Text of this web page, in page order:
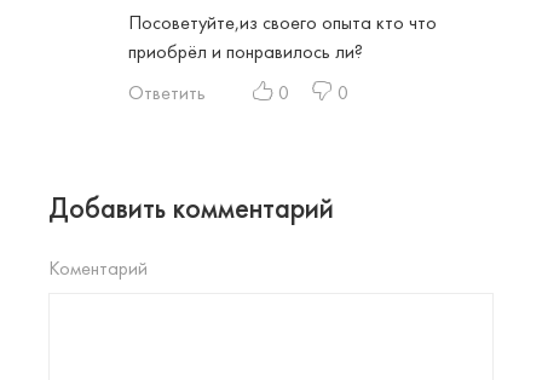
Посоветуйте,из своего опыта кто что
приобрёл и понравилось ли?
Ответить
0 0
Добавить комментарий
Коментарий